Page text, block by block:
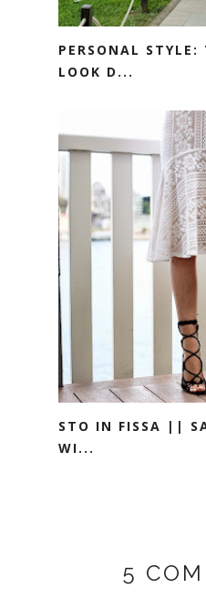
PERSONAL
LOOK D...
STO IN FISSA ||
WI...
5